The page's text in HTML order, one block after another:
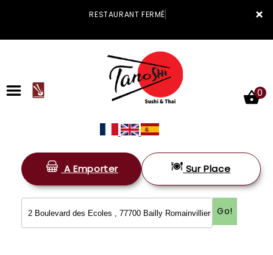
×
RESTAURANT FERMÉ
ACCUEIL
LA CARTE
0
A Emporter Sur Place
Go!